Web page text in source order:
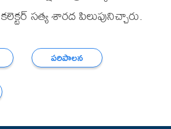
సత్య శారద పిలుపునిచ్చారు.
పరిపాలన